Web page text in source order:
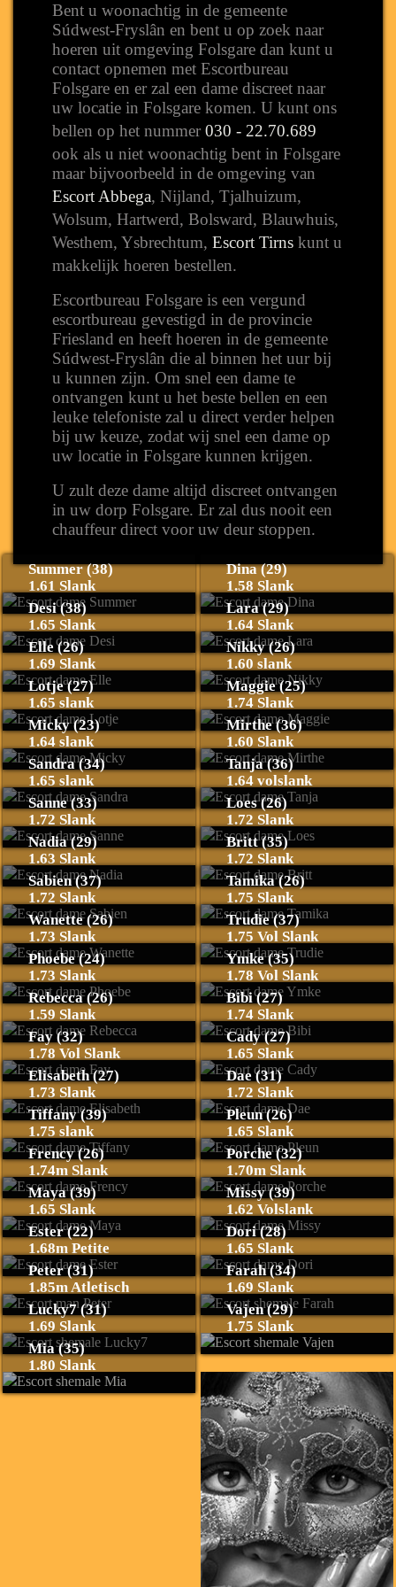
Bent u woonachtig in de gemeente
Súdwest-Fryslân en bent u op zoek naar
hoeren uit omgeving Folsgare dan kunt u
contact opnemen met Escortbureau
Folsgare en er zal een dame discreet naar
uw locatie in Folsgare komen. U kunt ons
bellen op het nummer 030 - 22.70.689
ook als u niet woonachtig bent in Folsgare
maar bijvoorbeeld in de omgeving van
Escort Abbega, Nijland, Tjalhuizum,
Wolsum, Hartwerd, Bolsward, Blauwhuis,
Westhem, Ysbrechtum, Escort Tirns kunt u
makkelijk hoeren bestellen.
Escortbureau Folsgare is een vergund
escortbureau gevestigd in de provincie
Friesland en heeft hoeren in de gemeente
Súdwest-Fryslân die al binnen het uur bij
u kunnen zijn. Om snel een dame te
ontvangen kunt u het beste bellen en een
leuke telefoniste zal u direct verder helpen
bij uw keuze, zodat wij snel een dame op
uw locatie in Folsgare kunnen krijgen.
U zult deze dame altijd discreet ontvangen
in uw dorp Folsgare. Er zal dus nooit een
chauffeur direct voor uw deur stoppen.
Summer (38)
1.61 Slank
Dina (29)
1.58 Slank
Desi (38)
1.65 Slank
Lara (29)
1.64 Slank
Elle (26)
1.69 Slank
Nikky (26)
1.60 slank
Lotje (27)
1.65 slank
Maggie (25)
1.74 Slank
Micky (23)
1.64 slank
Mirthe (36)
1.60 Slank
Sandra (34)
1.65 slank
Tanja (36)
1.64 volslank
Sanne (33)
1.72 Slank
Loes (26)
1.72 Slank
Nadia (29)
1.63 Slank
Britt (35)
1.72 Slank
Sabien (37)
1.72 Slank
Tamika (26)
1.75 Slank
Wanette (26)
1.73 Slank
Trudie (37)
1.75 Vol Slank
Phoebe (24)
1.73 Slank
Ymke (35)
1.78 Vol Slank
Rebecca (26)
1.59 Slank
Bibi (27)
1.74 Slank
Fay (32)
1.78 Vol Slank
Cady (27)
1.65 Slank
Elisabeth (27)
1.73 Slank
Dae (31)
1.72 Slank
Tiffany (39)
1.75 slank
Pleun (26)
1.65 Slank
Frency (26)
1.74m Slank
Porche (32)
1.70m Slank
Maya (39)
1.65 Slank
Missy (39)
1.62 Volslank
Ester (22)
1.68m Petite
Dori (28)
1.65 Slank
Peter (31)
1.85m Atletisch
Farah (34)
1.69 Slank
Lucky7 (31)
1.69 Slank
Vajen (29)
1.75 Slank
Mia (35)
1.80 Slank